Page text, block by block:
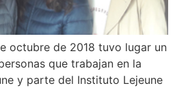
octubre de 2018 tuvo lugar un
que trabajan en la
y parte del Instituto Lejeune